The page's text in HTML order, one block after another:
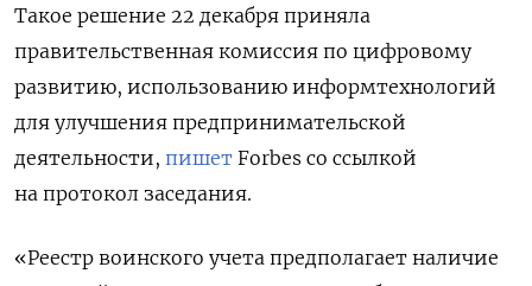
Такое решение 22 декабря приняла
правительственная комиссия по цифровому
развитию, использованию информтехнологий
для улучшения предпринимательской
деятельности, пишет Forbes со ссылкой
на протокол заседания.
«Реестр воинского учета предполагает наличие